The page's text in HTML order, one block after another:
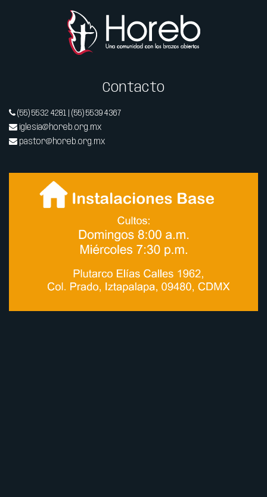
Contacto
(55) 5532 4281 | (55) 5539 4367
iglesia@horeb.org.mx
pastor@horeb.org.mx